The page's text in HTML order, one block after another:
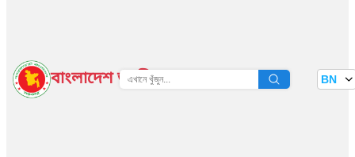
বাংলাদেশ জাতীয় তথ্য বাতায়ন BN